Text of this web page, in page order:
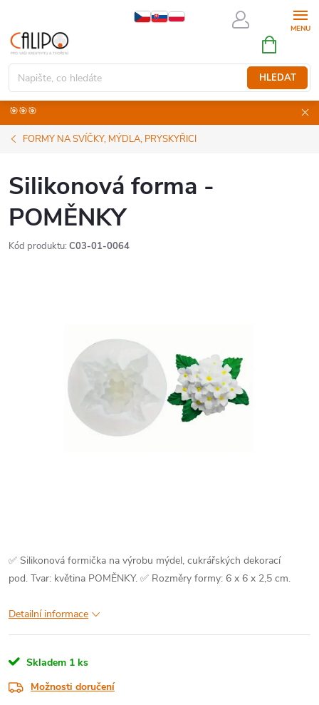
obsah
HLEDAT
NÁKUPNÍ
KOŠÍK
🎯🎯🎯
FORMY NA SVÍČKY, MÝDLA, PRYSKYŘICI
Silikonová forma -
POMĚNKY
Kód produktu: C03-01-0064
✅ Silikonová formička na výrobu mýdel, cukrářských dekorací
pod. Tvar: květina POMĚNKY. ✅ Rozměry formy: 6 x 6 x 2,5 cm.
Detailní informace
Skladem 1 ks
Možnosti doručení